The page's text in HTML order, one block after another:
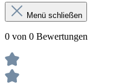
Menü schließen
0 von 0 Bewertungen